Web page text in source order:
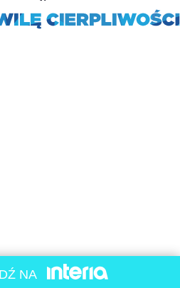
NA